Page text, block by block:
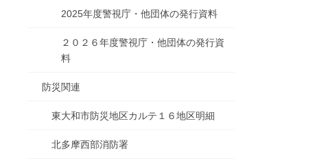
2025年度警視庁・他団体の発行資料
２０２６年度警視庁・他団体の発行資
料
防災関連
東大和市防災地区カルテ１６地区明細
北多摩西部消防署